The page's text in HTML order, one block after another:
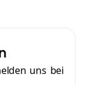
uns bei